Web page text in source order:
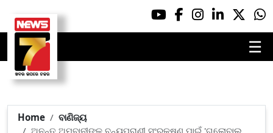
☰
Home
ବାଣିଜ୍ୟ
ଅନନ୍ତ ଅମ୍ବାନୀଙ୍କୁ ବନ୍ୟପ୍ରାଣୀ ସଂରକ୍ଷଣ ପାଇଁ 'ଗ୍ଲୋବାଲ୍